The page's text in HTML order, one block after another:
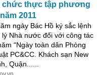
chức thực tập phương
2011
ngày Bác Hồ ký sắc lệnh
Nhà nước đối với công tác
“Ngày toàn dân Phòng
PC&CC. Khách sạn New
Quận......